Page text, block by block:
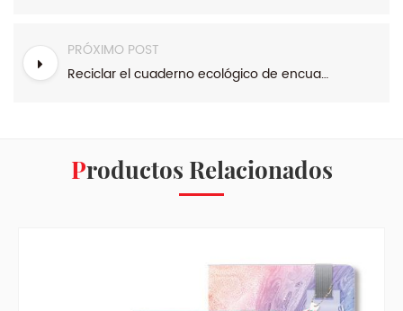
PRÓXIMO POST
Reciclar el cuaderno ecológico de encuadernación de estuches de gama de cuero
Productos Relacionados